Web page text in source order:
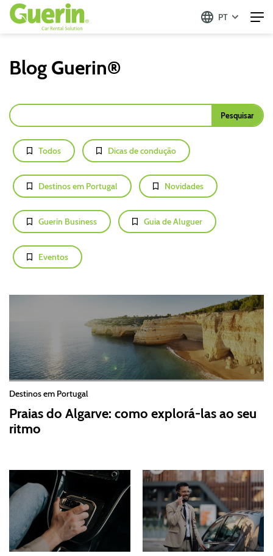
PT
Blog Guerin®
Todos Dicas de condução
Destinos em Portugal Novidades
Guerin Business Guia de Aluguer
Eventos
Destinos em Portugal
Praias do Algarve: como explorá-las ao seu
ritmo